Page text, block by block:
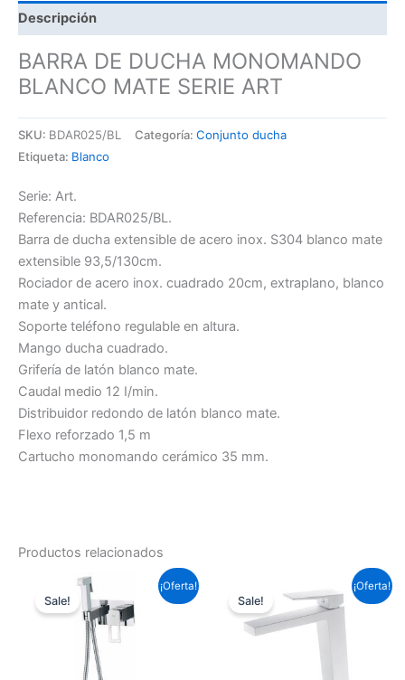
Descripción
BARRA DE DUCHA MONOMANDO
BLANCO MATE SERIE ART
SKU: BDAR025/BL Categoría: Conjunto ducha
Etiqueta: Blanco
Serie: Art.
Referencia: BDAR025/BL.
Barra de ducha extensible de acero inox. S304 blanco mate
extensible 93,5/130cm.
Rociador de acero inox. cuadrado 20cm, extraplano, blanco
mate y antical.
Soporte teléfono regulable en altura.
Mango ducha cuadrado.
Grifería de latón blanco mate.
Caudal medio 12 I/min.
Distribuidor redondo de latón blanco mate.
Flexo reforzado 1,5 m
Cartucho monomando cerámico 35 mm.
Productos relacionados
¡Oferta!
Sale!
El
precio
original
era:
158,51 €.
precio
actual
es:
¡Oferta!
Sale!
precio
original
era:
precio
actual